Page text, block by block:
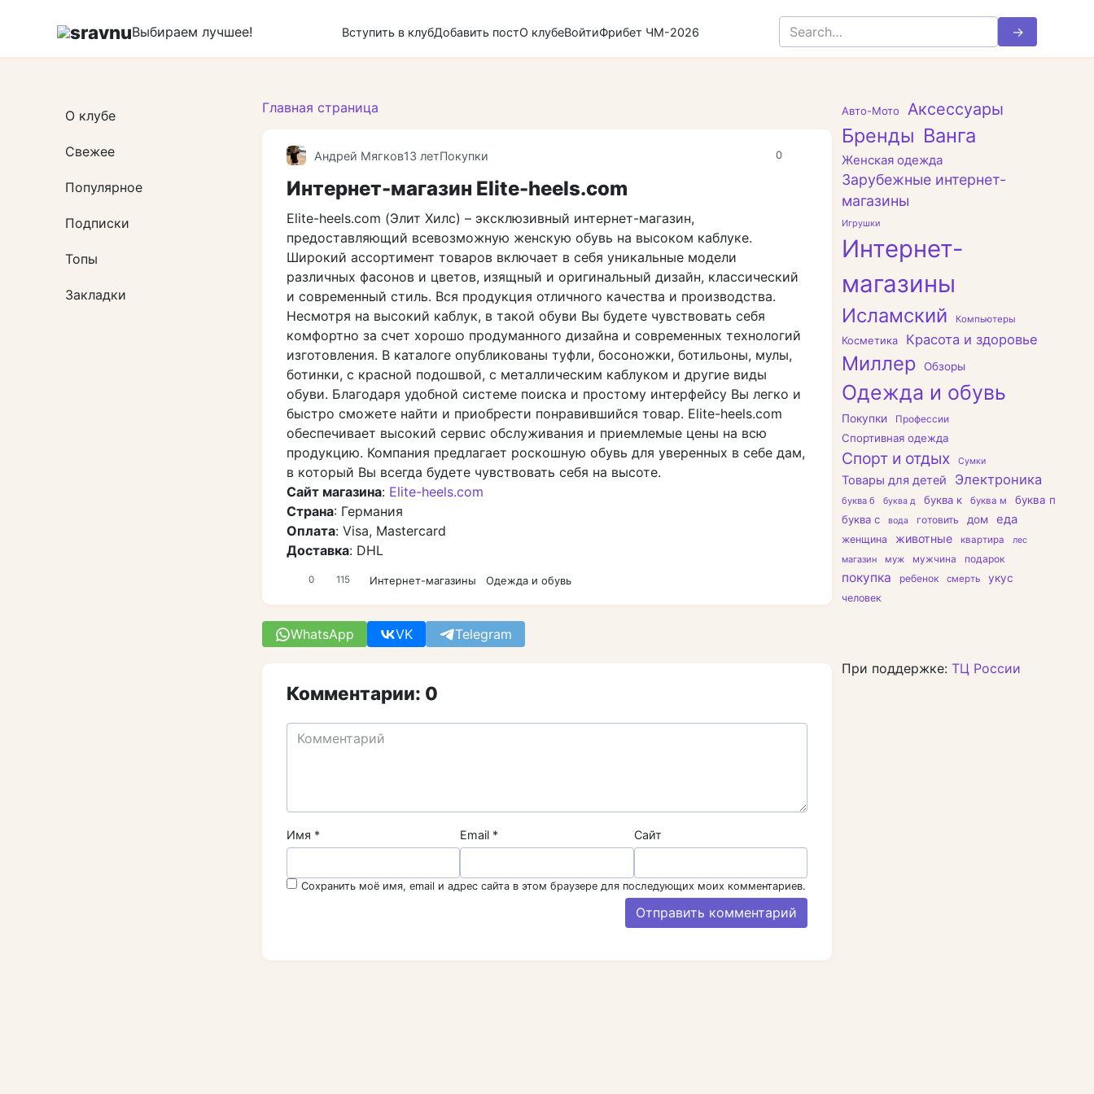
sravnuВыбираем лучшее! Вступить в клубДобавить постО клубеВойтиФрибет ЧМ-2026
Search
for:
Главная страница
0
Андрей Мягков13 летПокупки
Интернет-магазин Elite-heels.com
Elite-heels.com (Элит Хилс) – эксклюзивный интернет-магазин,
предоставляющий всевозможную женскую обувь на высоком каблуке.
Широкий ассортимент товаров включает в себя уникальные модели
различных фасонов и цветов, изящный и оригинальный дизайн, классический
и современный стиль. Вся продукция отличного качества и производства.
Несмотря на высокий каблук, в такой обуви Вы будете чувствовать себя
комфортно за счет хорошо продуманного дизайна и современных технологий
изготовления. В каталоге опубликованы туфли, босоножки, ботильоны, мулы,
ботинки, с красной подошвой, с металлическим каблуком и другие виды
обуви. Благодаря удобной системе поиска и простому интерфейсу Вы легко и
быстро сможете найти и приобрести понравившийся товар. Elite-heels.com
обеспечивает высокий сервис обслуживания и приемлемые цены на всю
продукцию. Компания предлагает роскошную обувь для уверенных в себе дам,
в который Вы всегда будете чувствовать себя на высоте.
Сайт магазина: Elite-heels.com
Страна: Германия
Оплата: Visa, Mastercard
Доставка: DHL
0 115 Интернет-магазины Одежда и обувь
WhatsApp VK Telegram
Комментарии: 0
Имя * Email * Сайт
Сохранить моё имя, email и адрес сайта в этом браузере для последующих моих комментариев.
О клубе
Свежее
Популярное
Подписки
Топы
Закладки
Авто-Мото Аксессуары
Бренды Ванга
Женская одежда
Зарубежные интернет-
магазины
Игрушки
Интернет-
магазины
Исламский Компьютеры
Косметика Красота и здоровье
Миллер Обзоры
Одежда и обувь
Покупки Профессии
Спортивная одежда
Спорт и отдых Сумки
Товары для детей Электроника
буква б буква д буква к буква м
буква п
буква с
вода готовить дом еда
женщина животные квартира лес
магазин муж мужчина подарок
покупка ребенок смерть укус
человек
При поддержке: ТЦ России